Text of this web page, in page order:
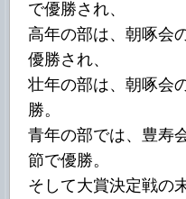
で優勝され、
高年の部は、朝啄会
優勝され、
壮年の部は、朝啄会
勝。
青年の部では、豊寿
節で優勝。
そして大賞決定戦の末